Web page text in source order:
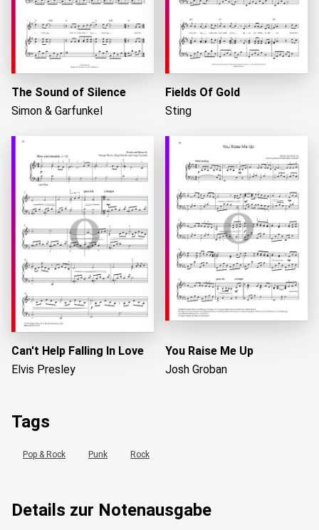
The Sound of Silence
Simon & Garfunkel
Fields Of Gold
Sting
Can't Help Falling In Love
Elvis Presley
You Raise Me Up
Josh Groban
Tags
Pop & Rock Punk Rock
Details zur Notenausgabe